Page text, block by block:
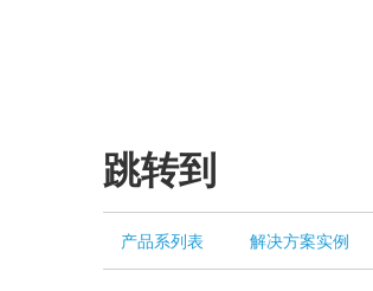
跳转到
产品系列表 解决方案实例